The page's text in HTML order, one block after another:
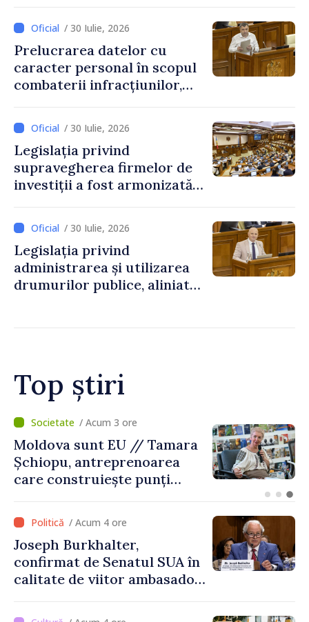
/ 30 Iulie, 2026
Prelucrarea datelor cu
caracter personal în scopul
combaterii infracțiunilor,
/ 30 Iulie, 2026
Legislația privind
supravegherea firmelor de
investiții a fost armonizată
/ 30 Iulie, 2026
Legislația privind
administrarea și utilizarea
drumurilor publice, aliniată
Top știri
/ Acum 1 oră
O dronă a intrat în Bulgaria
dinspre România și a
explodat la 100 de metri de
/ Acum 4 ore
Joseph Burkhalter,
confirmat de Senatul SUA în
calitate de viitor ambasador